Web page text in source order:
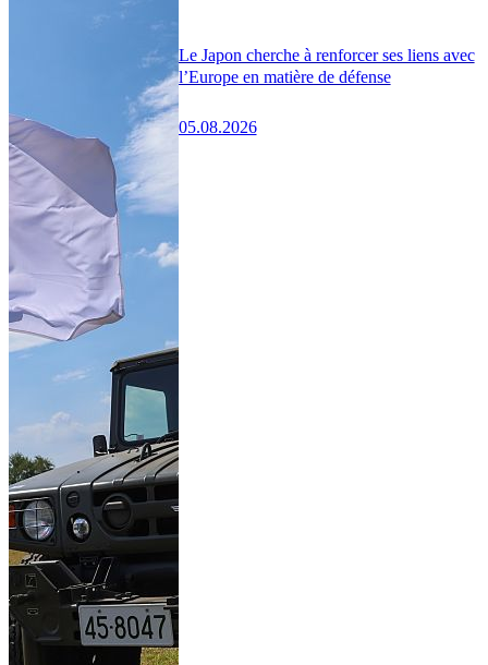
Le Japon cherche à renforcer ses liens avec
l’Europe en matière de défense
05.08.2026